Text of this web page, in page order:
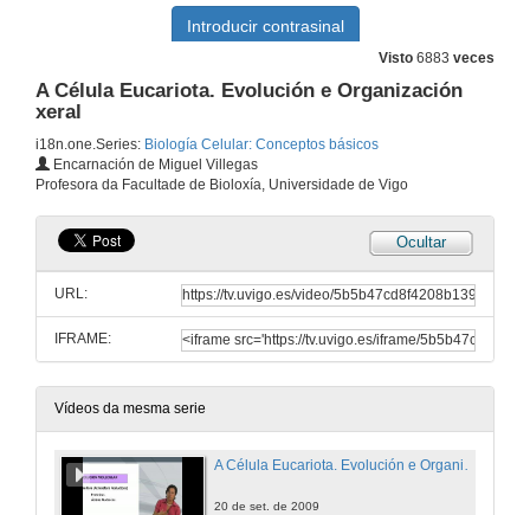
Visto 6883 veces
A Célula Eucariota. Evolución e Organización
xeral
i18n.one.Series: Biología Celular: Conceptos básicos
Encarnación de Miguel Villegas
Profesora da Facultade de Bioloxía, Universidade de Vigo
Ocultar
URL:
IFRAME:
Vídeos da mesma serie
A Célula Eucariota. Evolución e Organización xeral
20 de set. de 2009